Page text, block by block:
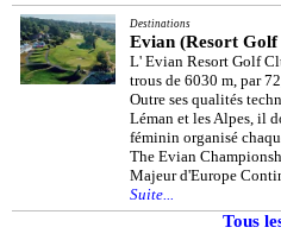
Destinations
Evian (Resort Golf
L' Evian Resort Golf
trous de 6030 m, par
Outre ses qualités
Léman et les Alpes, il
féminin organisé
The Evian
Majeur d'Europe
Suite...
Tous